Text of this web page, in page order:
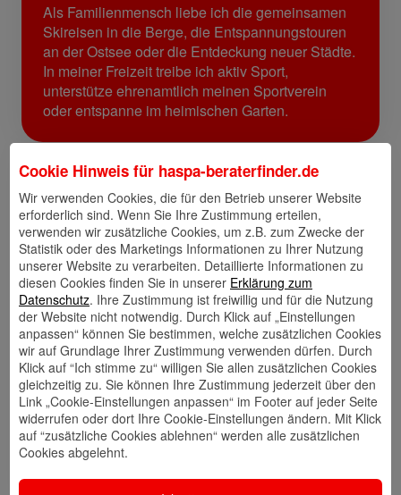
Als Familienmensch liebe ich die gemeinsamen
Skireisen in die Berge, die Entspannungstouren
an der Ostsee oder die Entdeckung neuer Städte.
In meiner Freizeit treibe ich aktiv Sport,
unterstütze ehrenamtlich meinen Sportverein
oder entspanne im heimischen Garten.
Links
Kontakt
speichern
Walletkarte
hinzufügen
Rückrufwunsch
Website
🎊 Haspa-
Veranstaltungen
🎯 Service-
Center
🎁 Kunden
werben
Kunden
Cookie Hinweis für haspa-beraterfinder.de
Wir verwenden Cookies, die für den Betrieb unserer Website
erforderlich sind. Wenn Sie Ihre Zustimmung erteilen,
verwenden wir zusätzliche Cookies, um z.B. zum Zwecke der
Statistik oder des Marketings Informationen zu Ihrer Nutzung
unserer Website zu verarbeiten. Detaillierte Informationen zu
diesen Cookies finden Sie in unserer Erklärung zum
Datenschutz. Ihre Zustimmung ist freiwillig und für die Nutzung
der Website nicht notwendig. Durch Klick auf „Einstellungen
anpassen“ können Sie bestimmen, welche zusätzlichen Cookies
wir auf Grundlage Ihrer Zustimmung verwenden dürfen. Durch
Klick auf “Ich stimme zu“ willigen Sie allen zusätzlichen Cookies
gleichzeitig zu. Sie können Ihre Zustimmung jederzeit über den
Link „Cookie-Einstellungen anpassen“ im Footer auf jeder Seite
widerrufen oder dort Ihre Cookie-Einstellungen ändern. Mit Klick
auf “zusätzliche Cookies ablehnen“ werden alle zusätzlichen
Cookies abgelehnt.